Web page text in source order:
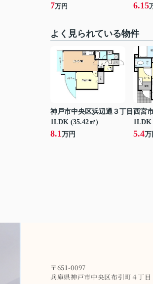
7万円 6.15
よく見られている物件
神戸市中央区浜辺通３丁目
1LDK (35.42㎡)
8.1万円
西宮
1LDK
5.4万
〒651-0097
兵庫県神戸市中央区布引町４丁目